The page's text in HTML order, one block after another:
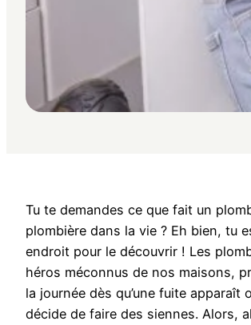
Tu te demandes ce que fait un
plombière dans la vie ? Eh bien, tu
endroit pour le découvrir ! Les
héros méconnus de nos maisons,
la journée dès qu’une fuite apparaît
décide de faire des siennes. Alors,